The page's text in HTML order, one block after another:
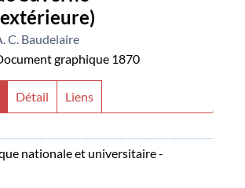
C. Baudelaire
graphique 1870
Détail Liens
nationale et universitaire -